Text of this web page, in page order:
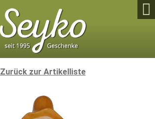

Zurück zur Artikelliste